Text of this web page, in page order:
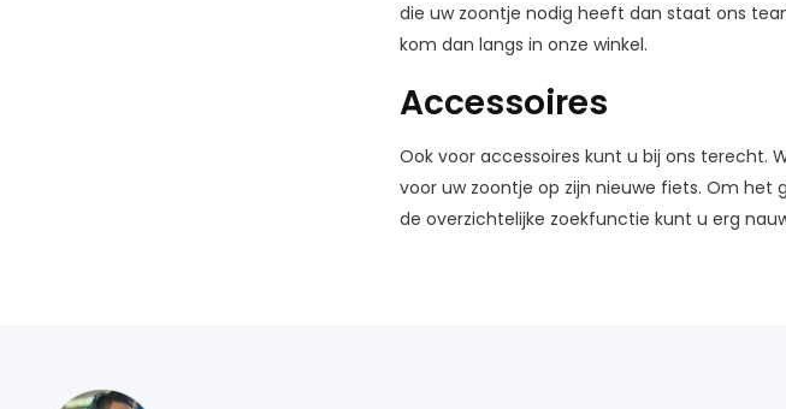
die uw zoontje nodig heeft dan staat ons
kom dan langs in onze winkel.
Accessoires
Ook voor accessoires kunt u bij ons terecht.
voor uw zoontje op zijn nieuwe fiets. Om
de overzichtelijke zoekfunctie kunt u erg